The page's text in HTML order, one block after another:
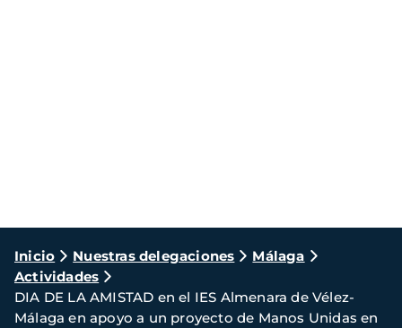
Ruta
de
navegación
Inicio Nuestras delegaciones
Málaga
Actividades
DIA DE LA AMISTAD en el IES Almenara de Vélez-
Málaga en apoyo a un proyecto de Manos Unidas en